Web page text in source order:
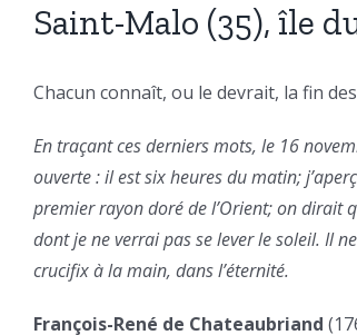
Saint-Malo (35), île
Chacun connaît, ou le devrait, la fin des
En traçant ces derniers mots, le 16
ouverte : il est six heures du matin;
premier rayon doré de l’Orient; on dirait
dont je ne verrai pas se lever le soleil. Il
crucifix à la main, dans l’éternité.
François-René de Chateaubriand